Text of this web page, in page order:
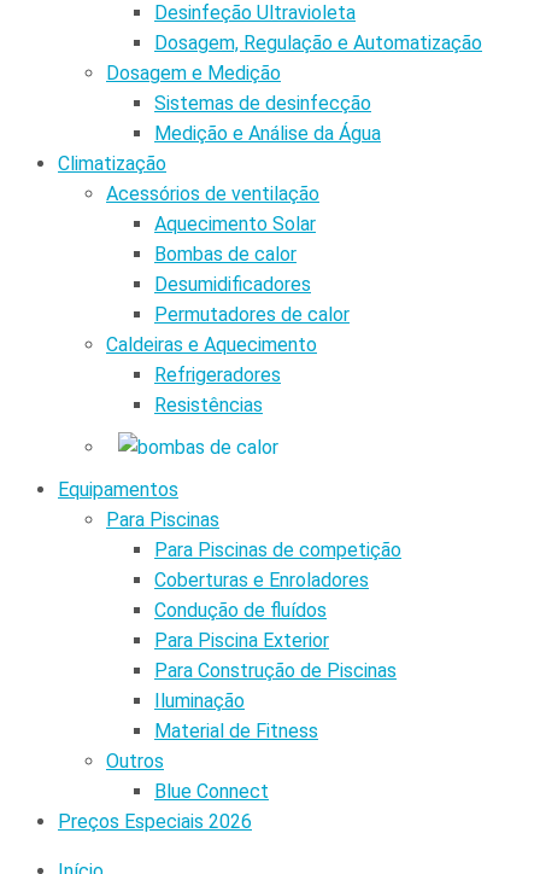
Desinfeção Ultravioleta
Dosagem, Regulação e Automatização
Dosagem e Medição
Sistemas de desinfecção
Medição e Análise da Água
Climatização
Acessórios de ventilação
Aquecimento Solar
Bombas de calor
Desumidificadores
Permutadores de calor
Caldeiras e Aquecimento
Refrigeradores
Resistências
Equipamentos
Para Piscinas
Para Piscinas de competição
Coberturas e Enroladores
Condução de fluídos
Para Piscina Exterior
Para Construção de Piscinas
Iluminação
Material de Fitness
Outros
Blue Connect
Preços Especiais 2026